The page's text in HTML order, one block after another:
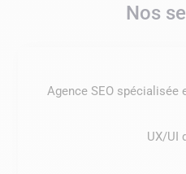
Nos
Agence SEO spécialisée
UX/UI